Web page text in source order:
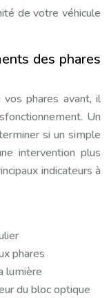
de votre véhicule
des phares
phares avant, il
Un
si un simple
intervention plus
indicateurs à
phares
lumière
du bloc optique